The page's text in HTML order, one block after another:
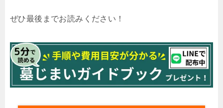
ぜひ最後までお読みください！